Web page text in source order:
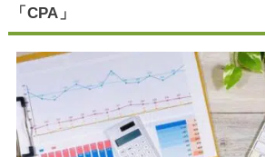
「CPA」